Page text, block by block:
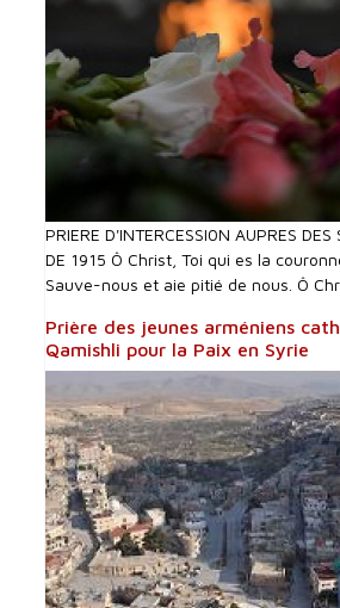
PRIERE D'INTERCESSI0N AUPRES
DE 1915 Ô Christ, Toi qui es la
Sauve-nous et aie pitié de nous. Ô
Prière des jeunes arméniens
Qamishli pour la Paix en Syrie